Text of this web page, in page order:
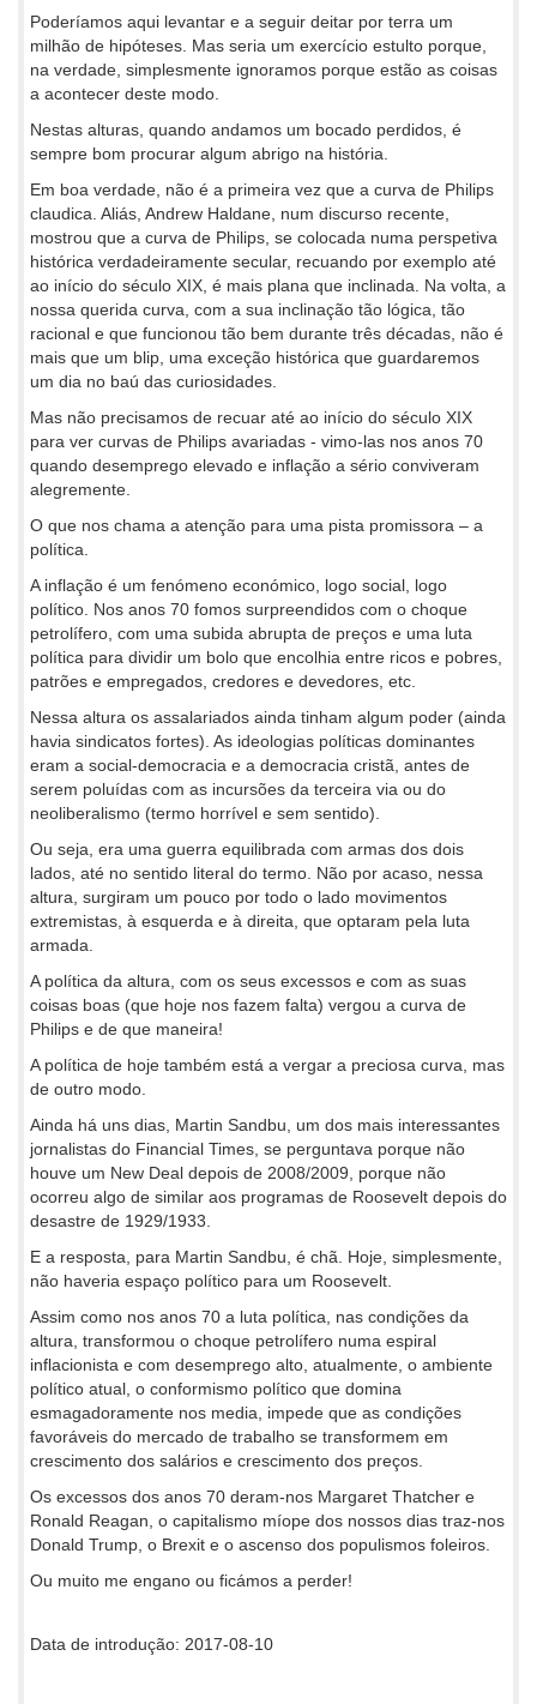
Poderíamos aqui levantar e a seguir deitar por terra um
milhão de hipóteses. Mas seria um exercício estulto porque,
na verdade, simplesmente ignoramos porque estão as coisas
a acontecer deste modo.
Nestas alturas, quando andamos um bocado perdidos, é
sempre bom procurar algum abrigo na história.
Em boa verdade, não é a primeira vez que a curva de Philips
claudica. Aliás, Andrew Haldane, num discurso recente,
mostrou que a curva de Philips, se colocada numa perspetiva
histórica verdadeiramente secular, recuando por exemplo até
ao início do século XIX, é mais plana que inclinada. Na volta, a
nossa querida curva, com a sua inclinação tão lógica, tão
racional e que funcionou tão bem durante três décadas, não é
mais que um blip, uma exceção histórica que guardaremos
um dia no baú das curiosidades.
Mas não precisamos de recuar até ao início do século XIX
para ver curvas de Philips avariadas - vimo-las nos anos 70
quando desemprego elevado e inflação a sério conviveram
alegremente.
O que nos chama a atenção para uma pista promissora – a
política.
A inflação é um fenómeno económico, logo social, logo
político. Nos anos 70 fomos surpreendidos com o choque
petrolífero, com uma subida abrupta de preços e uma luta
política para dividir um bolo que encolhia entre ricos e pobres,
patrões e empregados, credores e devedores, etc.
Nessa altura os assalariados ainda tinham algum poder (ainda
havia sindicatos fortes). As ideologias políticas dominantes
eram a social-democracia e a democracia cristã, antes de
serem poluídas com as incursões da terceira via ou do
neoliberalismo (termo horrível e sem sentido).
Ou seja, era uma guerra equilibrada com armas dos dois
lados, até no sentido literal do termo. Não por acaso, nessa
altura, surgiram um pouco por todo o lado movimentos
extremistas, à esquerda e à direita, que optaram pela luta
armada.
A política da altura, com os seus excessos e com as suas
coisas boas (que hoje nos fazem falta) vergou a curva de
Philips e de que maneira!
A política de hoje também está a vergar a preciosa curva, mas
de outro modo.
Ainda há uns dias, Martin Sandbu, um dos mais interessantes
jornalistas do Financial Times, se perguntava porque não
houve um New Deal depois de 2008/2009, porque não
ocorreu algo de similar aos programas de Roosevelt depois do
desastre de 1929/1933.
E a resposta, para Martin Sandbu, é chã. Hoje, simplesmente,
não haveria espaço político para um Roosevelt.
Assim como nos anos 70 a luta política, nas condições da
altura, transformou o choque petrolífero numa espiral
inflacionista e com desemprego alto, atualmente, o ambiente
político atual, o conformismo político que domina
esmagadoramente nos media, impede que as condições
favoráveis do mercado de trabalho se transformem em
crescimento dos salários e crescimento dos preços.
Os excessos dos anos 70 deram-nos Margaret Thatcher e
Ronald Reagan, o capitalismo míope dos nossos dias traz-nos
Donald Trump, o Brexit e o ascenso dos populismos foleiros.
Ou muito me engano ou ficámos a perder!
Data de introdução: 2017-08-10